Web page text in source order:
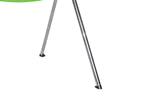
10
escolar